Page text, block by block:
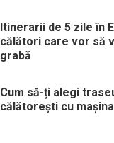
Itinerarii de 5 zile în
călători care vor să
grabă
Cum să-ți alegi
călătorești cu